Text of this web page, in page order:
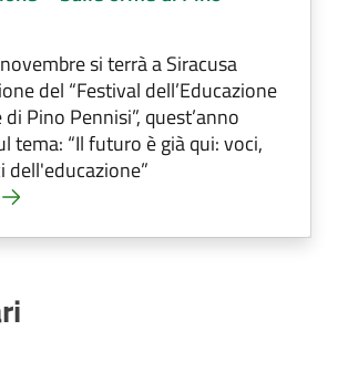
si terrà a Siracusa
del “Festival dell’Educazione
Pino Pennisi”, quest’anno
tema: “Il futuro è già qui: voci,
dell'educazione”